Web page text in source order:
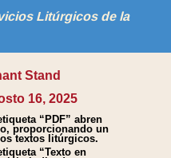
Litúrgicos de la
Stand
16, 2025
“PDF” abren
proporcionando un
textos litúrgicos.
“Texto en